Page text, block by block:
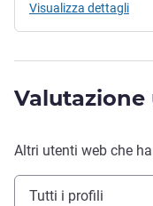
Visualizza dettagli
Altri utenti web che
Tutti i profili